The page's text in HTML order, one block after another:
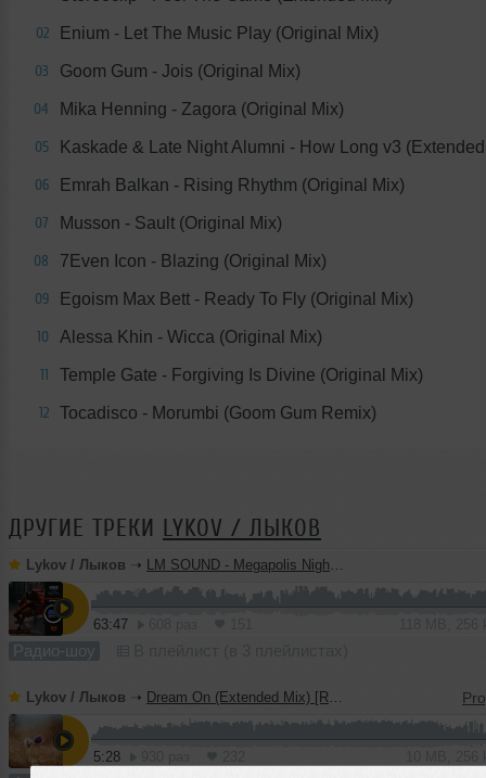
02 Enium - Let The Music Play (Original Mix)
03 Goom Gum - Jois (Original Mix)
04 Mika Henning - Zagora (Original Mix)
05 Kaskade & Late Night Alumni - How Long v3
06 Emrah Balkan - Rising Rhythm (Original Mix)
07 Musson - Sault (Original Mix)
08 7Even Icon - Blazing (Original Mix)
09 Egoism Max Bett - Ready To Fly (Original Mix)
10 Alessa Khin - Wicca (Original Mix)
11 Temple Gate - Forgiving Is Divine (Original Mix)
12 Tocadisco - Morumbi (Goom Gum Remix)
ДРУГИЕ ТРЕКИ LYKOV / ЛЫКОВ
Lykov / Лыков ➝ LM SOUND - Megapolis Night 28.07.2026
63:47
Радио-шоу
Lykov / Лыков ➝ Dream On (Extended Mix) [Road Story Records]
5:28